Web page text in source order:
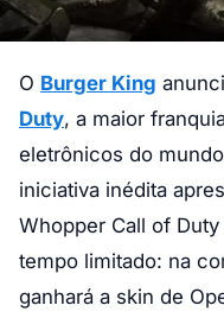
O Burger King
Duty, a maior
eletrônicos do
iniciativa inédita
Whopper Call of
tempo limitado: na
ganhará a skin de